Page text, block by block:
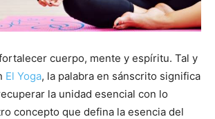
cuerpo, mente y espíritu. Tal y
El Yoga, la palabra en sánscrito significa
la unidad esencial con lo
concepto que defina la esencia del